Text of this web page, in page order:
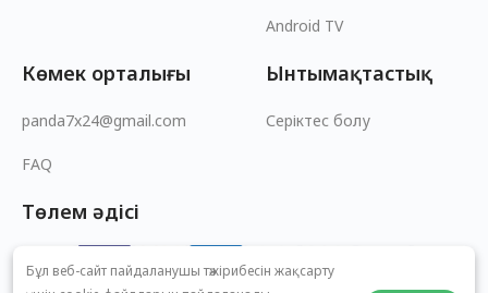
Android TV
Көмек орталығы
panda7x24@gmail.com
FAQ
Ынтымақтастық
Серіктес болу
Төлем әдісі
Бұл веб-сайт пайдаланушы тәжірибесін жақсарту